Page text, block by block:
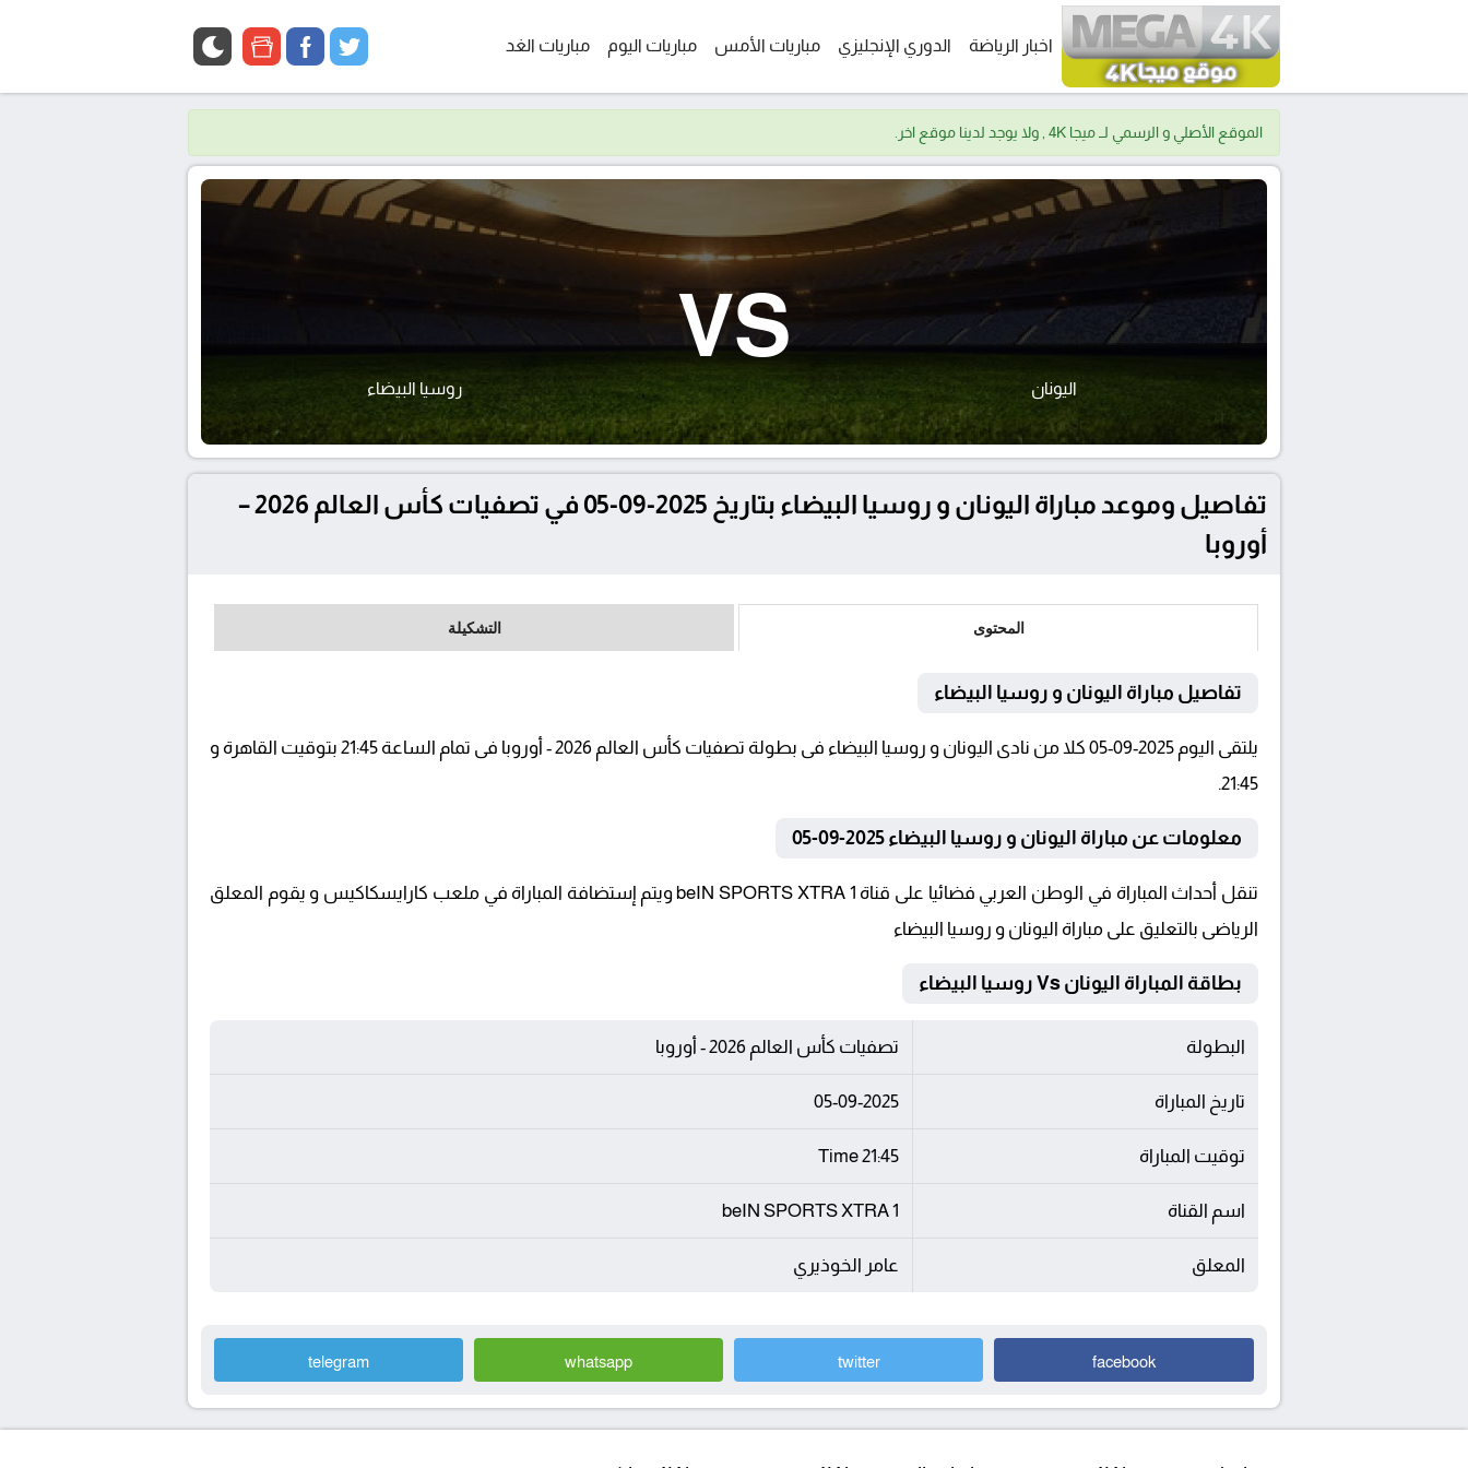
اخبار الرياضة الدوري الإنجليزي مباريات الأمس مباريات اليوم مباريات الغد twitter
facebook
google
الموقع الأصلي و الرسمي لــ ميجا 4K , ولا يوجد لدينا موقع اخر.
اليونان
VS
روسيا البيضاء
تفاصيل وموعد مباراة اليونان و روسيا البيضاء بتاريخ 2025-09-05 في تصفيات كأس العالم 2026 –
أوروبا
المحتوى التشكيلة
تفاصيل مباراة اليونان و روسيا البيضاء
يلتقى اليوم 2025-09-05 كلا من نادى اليونان و روسيا البيضاء فى بطولة تصفيات كأس العالم 2026 - أوروبا فى تمام الساعة 21:45 بتوقيت القاهرة و
21:45.
معلومات عن مباراة اليونان و روسيا البيضاء 2025-09-05
تنقل أحداث المباراة في الوطن العربي فضائيا على قناة beIN SPORTS XTRA 1 ويتم إستضافة المباراة في ملعب كارايسكاكيس و يقوم المعلق
الرياضى بالتعليق على مباراة اليونان و روسيا البيضاء
بطاقة المباراة اليونان Vs روسيا البيضاء
البطولة تصفيات كأس العالم 2026 - أوروبا
تاريخ المباراة 05-09-2025
توقيت المباراة 21:45 Time
اسم القناة beIN SPORTS XTRA 1
المعلق عامر الخوذيري
facebook
twitter
whatsapp
telegram